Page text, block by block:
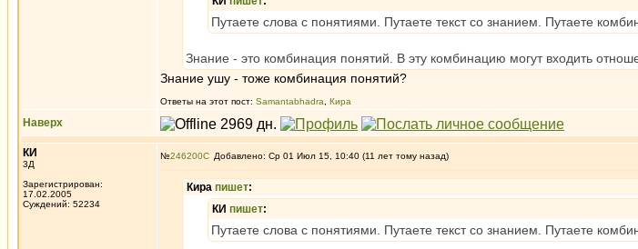
Путаете слова с понятиями. Путаете текст со знанием. Путаете
Знание - это комбинация понятий. В эту комбинацию могут входить
Знание ушу - тоже комбинация понятий?
Ответы на этот пост: Samantabhadra Кира
Наверх
КИ
3Д
Зарегистрирован:
17.02.2005
Суждений: 52234
№246200 Добавлено: Ср 01 Июл 15, 10:40 (11 лет тому назад)
Кира пишет:
КИ пишет:
Путаете слова с понятиями. Путаете текст со знанием. Путаете